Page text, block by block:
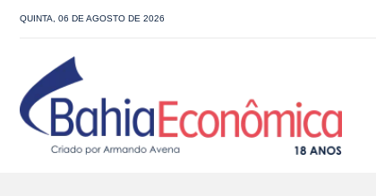
QUINTA, 06 DE AGOSTO DE 2026